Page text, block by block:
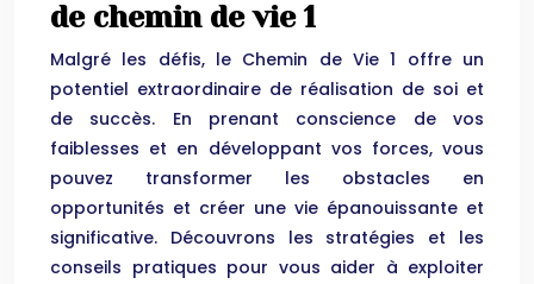
de chemin de vie 1
Malgré les défis, le Chemin de Vie 1 offre un
potentiel extraordinaire de réalisation de soi et
de succès. En prenant conscience de vos
faiblesses et en développant vos forces, vous
pouvez transformer les obstacles en
opportunités et créer une vie épanouissante et
significative. Découvrons les stratégies et les
conseils pratiques pour vous aider à exploiter